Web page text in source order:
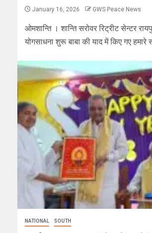
January 16, 2026 GWS Peace News
ओमशान्ति । शान्ति सरोवर रिट्रीट सेन्टर
योगसाधना शुरू बाबा की याद में किए गए हमारे
NATIONAL SOUTH